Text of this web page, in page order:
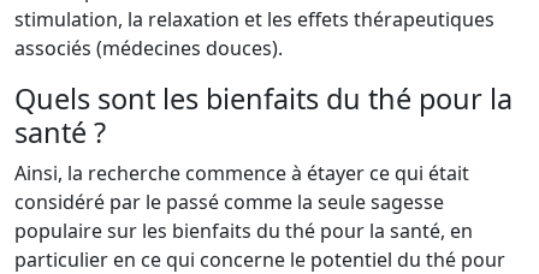
stimulation, la relaxation et les effets thérapeutiques
associés (médecines douces).
Quels sont les bienfaits du thé pour la
santé ?
Ainsi, la recherche commence à étayer ce qui était
considéré par le passé comme la seule sagesse
populaire sur les bienfaits du thé pour la santé, en
particulier en ce qui concerne le potentiel du thé pour